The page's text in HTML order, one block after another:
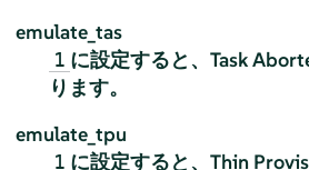
emulate_tas
1 に設定すると、Task
ります。
emulate_tpu
1 に設定すると、Thin